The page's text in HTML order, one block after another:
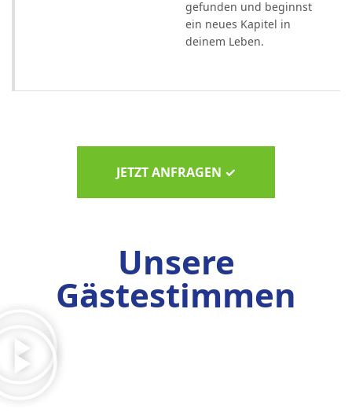
gefunden und beginnst
ein neues Kapitel in
deinem Leben.
JETZT ANFRAGEN ✓
Unsere
Gästestimmen